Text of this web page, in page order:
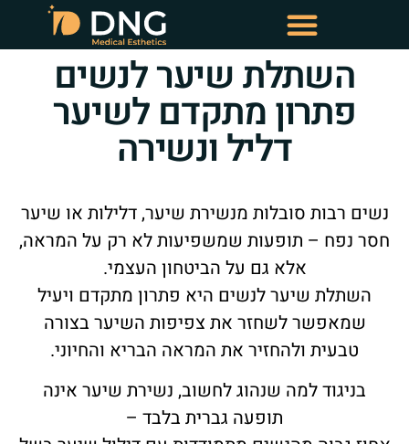
השתלת שיער לנשים
פתרון מתקדם לשיער
דליל ונשירה
נשים רבות סובלות מנשירת שיער, דלילות או שיער
חסר נפח – תופעות שמשפיעות לא רק על המראה,
אלא גם על הביטחון העצמי.
השתלת שיער לנשים היא פתרון מתקדם ויעיל
שמאפשר לשחזר את צפיפות השיער בצורה
טבעית ולהחזיר את המראה הבריא והחיוני.
בניגוד למה שנהוג לחשוב, נשירת שיער אינה
תופעה גברית בלבד –